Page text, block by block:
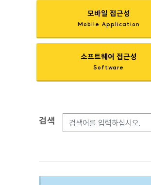
모바일 접근성
Mobile Application
소프트웨어 접근성
Software
검색옵션
검색